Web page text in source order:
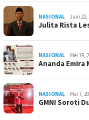
NASIONAL Juni 22,
Julita Rista
NASIONAL Mei 19,
Ananda Emira
NASIONAL Mei 7,
GMNI Soroti